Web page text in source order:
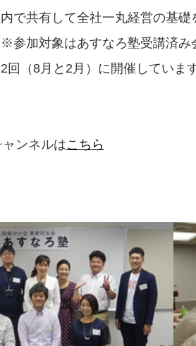
で共有して全社一丸経営の基
参加対象はあすなろ塾受講済み
回（8月と2月）に開催していま
ンネルはこちら